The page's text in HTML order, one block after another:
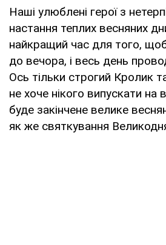
Наші улюблені герої з
настання теплих весняних
найкращий час для того, щоб
до вечора, і весь день
Ось тільки строгий Кролик
не хоче нікого випускати на
буде закінчене велике
як же святкування